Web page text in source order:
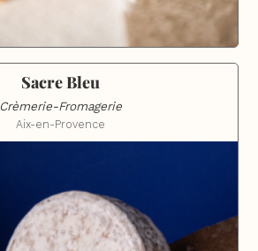
Sacre Bleu
Crèmerie-Fromagerie
Aix-en-Provence